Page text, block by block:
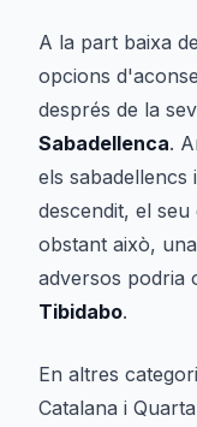
A la part baixa
opcions
després de la
Sabadellenca.
els sabadellencs
descendit, el
obstant això,
adversos podria
Tibidabo.
En altres
Catalana i